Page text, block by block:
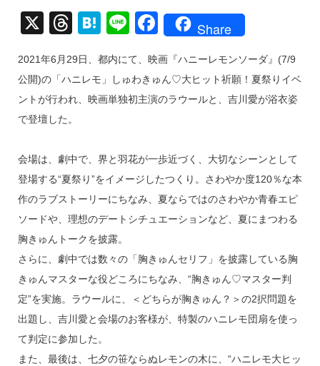
X
T
e
a
H
e
n
Li
e
F
c
e
o
k
Share
2021年6月29日、都内にて、映画『ハニーレモンソーダ』(7/9
公開)の「ハニレモ」しゅわきゅん♡大ヒット祈願！夏祭りイベ
ントが行われ、映画単独初主演のラウールと、吉川愛が浴衣姿
で登壇した。
会場は、劇中で、界と羽花が⼀歩近づく、大切なシーンとして
登場する“夏祭り”をイメージしたつくり。さわやか度120％な本
作のラブストーリーにちなみ、夏ならではのさわやか青春エピ
ソードや、理想のデートシチュエーションなど、夏にまつわる
胸きゅんトークを披露。
さらに、劇中では数々の「胸きゅんセリフ」を披露している胸
きゅんマスターな役どころにちなみ、“胸きゅん♡マスター判
定”を実施。ラウールに、＜どちらが胸きゅん？＞の2択問題を
出題し、吉川愛と会場のお客様が、特製のハニレモ団扇を使っ
て判定に参加した。
また、最後は、七夕の笹ならぬレモンの木に、“ハニレモ大ヒッ